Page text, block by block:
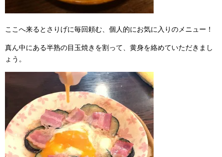
ここへ来るとさりげに毎回頼む、個人的にお気に入りのメニュー！
真ん中にある半熟の目玉焼きを割って、黄身を絡めていただきまし
ょう。